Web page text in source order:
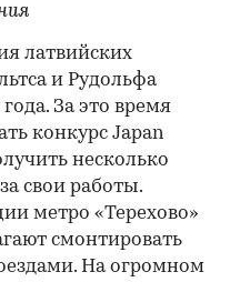
латвийских
и Рудольфа
За это время
конкурс Japan
несколько
свои работы.
метро «Терехово»
смонтировать
На огромном